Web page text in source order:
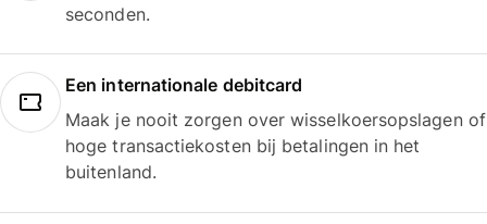
seconden.
Een internationale debitcard
Maak je nooit zorgen over wisselkoersopslagen of
hoge transactiekosten bij betalingen in het
buitenland.